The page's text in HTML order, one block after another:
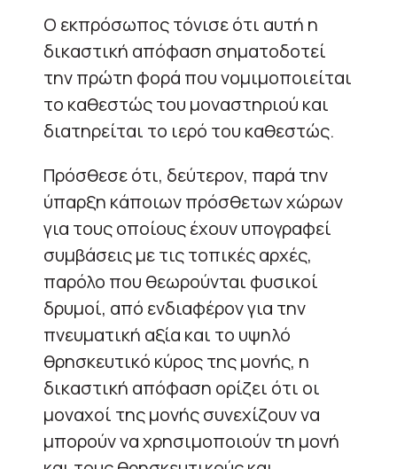
Ο εκπρόσωπος τόνισε ότι αυτή η
δικαστική απόφαση σηματοδοτεί
την πρώτη φορά που νομιμοποιείται
το καθεστώς του μοναστηριού και
διατηρείται το ιερό του καθεστώς.
Πρόσθεσε ότι, δεύτερον, παρά την
ύπαρξη κάποιων πρόσθετων χώρων
για τους οποίους έχουν υπογραφεί
συμβάσεις με τις τοπικές αρχές,
παρόλο που θεωρούνται φυσικοί
δρυμοί, από ενδιαφέρον για την
πνευματική αξία και το υψηλό
θρησκευτικό κύρος της μονής, η
δικαστική απόφαση ορίζει ότι οι
μοναχοί της μονής συνεχίζουν να
μπορούν να χρησιμοποιούν τη μονή